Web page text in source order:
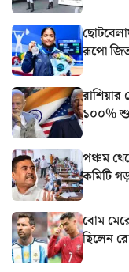
রূপো
১০০%
পঞ্চম
কমিটি
বোম
ছিলেন